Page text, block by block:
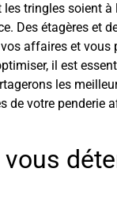
tringles soient
Des étagères et
affaires et
il est
les
de votre penderie